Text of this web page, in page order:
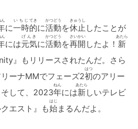
に一時
いちじ
的
てき
に活動
かつどう
を休止
きゅうし
したことが
には元気
げんき
に活動
かつどう
を再開
さいかい
したよ！ 新
あたら
』もリリースされたんだ。さら
リーナMMでフェーズ2初
はつ
のアリー
そして、2023年
ねん
には新
あたら
しいテレビ
エスト』も始
はじ
まるんだよ。